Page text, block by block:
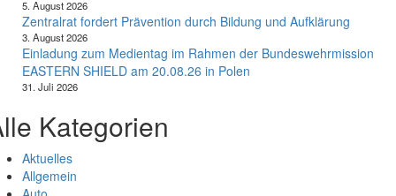
5. August 2026
Zentralrat fordert Prävention durch Bildung und Aufklärung
3. August 2026
Einladung zum Medientag im Rahmen der Bundeswehrmission
EASTERN SHIELD am 20.08.26 in Polen
31. Juli 2026
Kategorien
Aktuelles
Allgemein